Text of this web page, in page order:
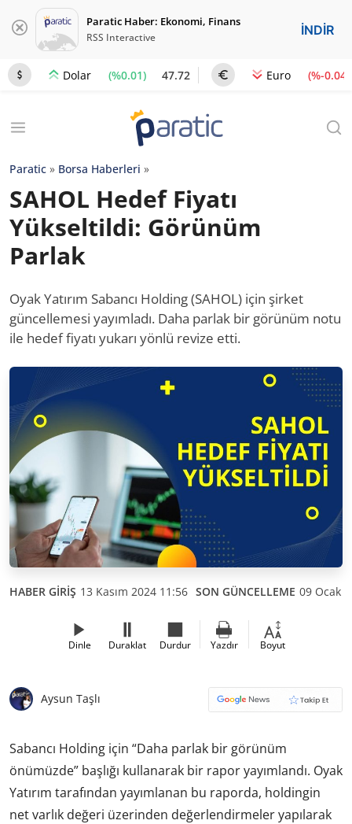
Paratic Haber: Ekonomi, Finans
RSS Interactive İNDİR
Dolar (%0.01) 47.72 Euro (%-0.04)
Paratic » Borsa Haberleri »
SAHOL Hedef Fiyatı
Yükseltildi: Görünüm
Parlak
Oyak Yatırım Sabancı Holding (SAHOL) için şirket
güncellemesi yayımladı. Daha parlak bir görünüm notu
ile hedef fiyatı yukarı yönlü revize etti.
HABER GİRİŞ 13 Kasım 2024 11:56 SON GÜNCELLEME 09 Ocak
Dinle Duraklat Durdur Yazdır Boyut
Aysun Taşlı
Sabancı Holding için “Daha parlak bir görünüm
önümüzde” başlığı kullanarak bir rapor yayımlandı. Oyak
Yatırım tarafından yayımlanan bu raporda, holdingin
net varlık değeri üzerinden değerlendirmeler yapılarak